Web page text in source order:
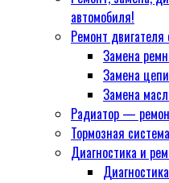
автомобиля!
Ремонт двигателя
Замена
Замена
Замена
Радиатор —
Тормозная
Диагностика и